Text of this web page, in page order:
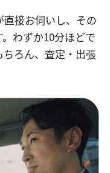
接お伺いし、その
わずか10分ほどで
ろん、査定・出張